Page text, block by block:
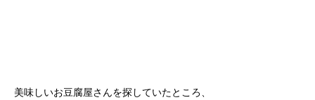
美味しいお豆腐屋さんを探していたところ、